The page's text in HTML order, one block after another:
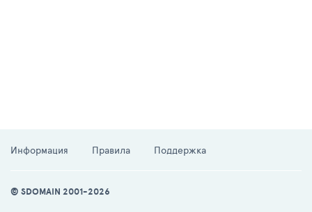
Информация Правила Поддержка
© SDOMAIN 2001-2026